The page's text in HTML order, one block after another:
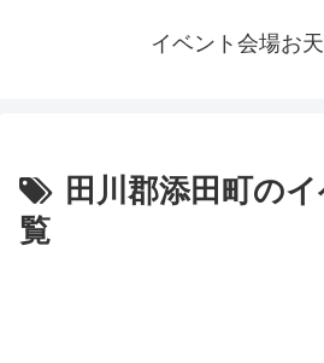
イベント会場お
田川郡添田町の
覧